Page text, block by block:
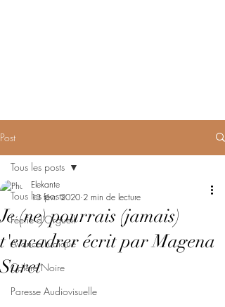
Post
Tous les posts
Féerie d'Orgueil
Avarice Ludique
Colère Noire
Paresse Audiovisuelle
Tous les posts
Je (ne) pourrais (jamais)
t'encadrer écrit par Magena
Suret
Elekante
13 févr. 2020 2 min de lecture